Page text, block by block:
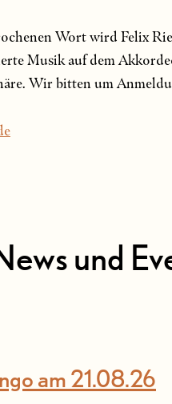
Wort wird Felix
Musik auf dem
Wir bitten um
und
am 21.08.26